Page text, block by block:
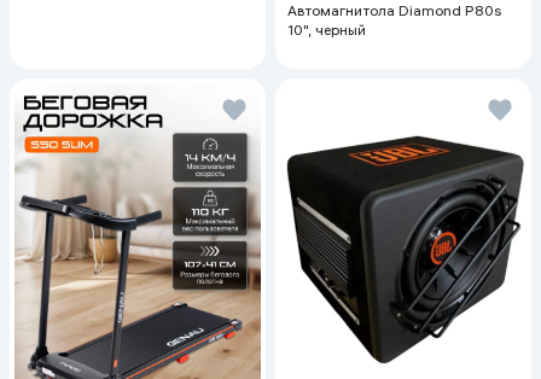
Автомагнитола Diamond P80s
10", черный